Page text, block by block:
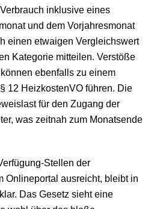
inklusive eines
und dem Vorjahresmonat
einen etwaigen Vergleichswert
Kategorie mitteilen. Verstöße
ebenfalls zu einem
12 HeizkostenVO führen. Die
für den Zugang der
was zeitnah zum Monatsende
Stellen der
Onlineportal ausreicht, bleibt in
Das Gesetz sieht eine